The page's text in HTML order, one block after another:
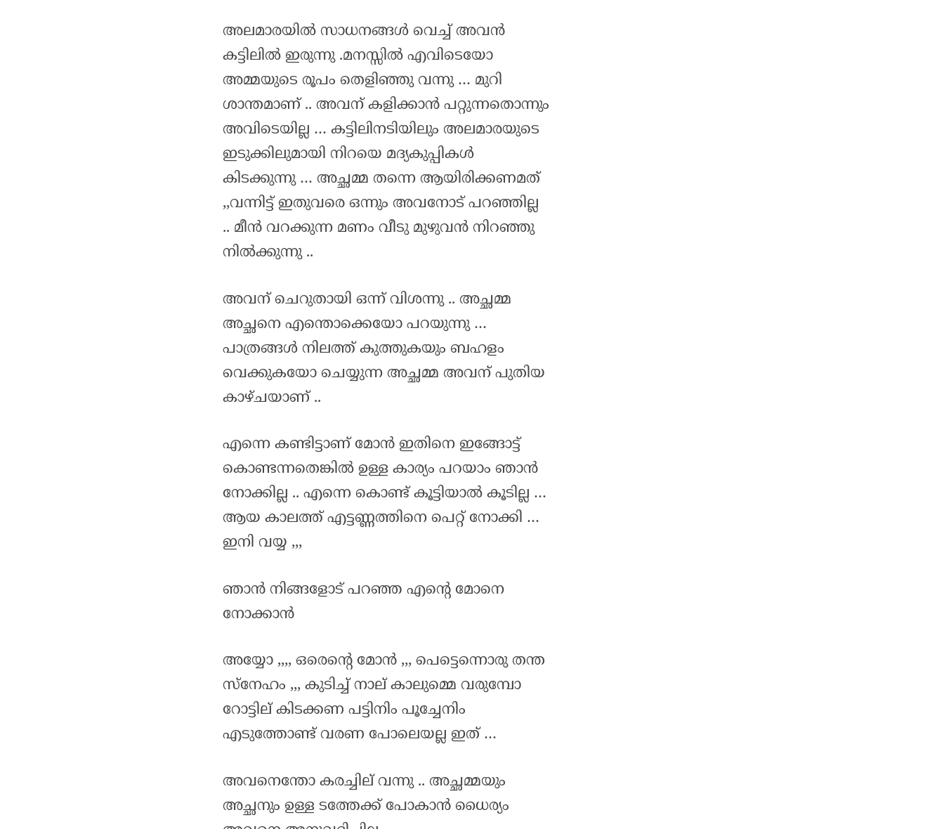
അലമാരയിൽ സാധനങ്ങൾ വെച്ച് അവൻ
കട്ടിലിൽ ഇരുന്നു .മനസ്സിൽ എവിടെയോ
അമ്മയുടെ രൂപം തെളിഞ്ഞു വന്നു … മുറി
ശാന്തമാണ് .. അവന് കളിക്കാൻ പറ്റുന്നതൊന്നും
അവിടെയില്ല … കട്ടിലിനടിയിലും അലമാരയുടെ
ഇടുക്കിലുമായി നിറയെ മദ്യകുപ്പികൾ
കിടക്കുന്നു … അച്ഛമ്മ തന്നെ ആയിരിക്കണമത്
,,വന്നിട്ട് ഇതുവരെ ഒന്നും അവനോട് പറഞ്ഞില്ല
.. മീൻ വറക്കുന്ന മണം വീടു മുഴുവൻ നിറഞ്ഞു
നിൽക്കുന്നു ..
അവന് ചെറുതായി ഒന്ന് വിശന്നു .. അച്ഛമ്മ
അച്ഛനെ എന്തൊക്കെയോ പറയുന്നു …
പാത്രങ്ങൾ നിലത്ത് കുത്തുകയും ബഹളം
വെക്കുകയോ ചെയ്യുന്ന അച്ഛമ്മ അവന് പുതിയ
കാഴ്ചയാണ് ..
എന്നെ കണ്ടിട്ടാണ് മോൻ ഇതിനെ ഇങ്ങോട്ട്
കൊണ്ടന്നതെങ്കിൽ ഉള്ള കാര്യം പറയാം ഞാൻ
നോക്കില്ല .. എന്നെ കൊണ്ട് കൂട്ടിയാൽ കൂടില്ല …
ആയ കാലത്ത് എട്ടണ്ണത്തിനെ പെറ്റ് നോക്കി …
ഇനി വയ്യ ,,,
ഞാൻ നിങ്ങളോട് പറഞ്ഞ എന്റെ മോനെ
നോക്കാൻ
അയ്യോ ,,,, ഒരെന്റെ മോൻ ,,, പെട്ടെന്നൊരു തന്ത
സ്നേഹം ,,, കുടിച്ച് നാല് കാലുമ്മെ വരുമ്പോ
റോട്ടില് കിടക്കണ പട്ടിനിം പൂച്ചേനിം
എടുത്തോണ്ട് വരണ പോലെയല്ല ഇത് …
അവനെന്തോ കരച്ചില് വന്നു .. അച്ഛമ്മയും
അച്ഛനും ഉള്ള ടത്തേക്ക് പോകാൻ ധൈര്യം